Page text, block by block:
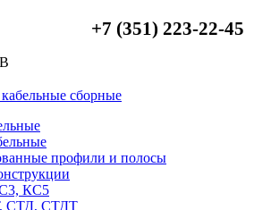
+7 (351) 223-22-45
сборные
профили и полосы
КС5
СТД, СТДТ